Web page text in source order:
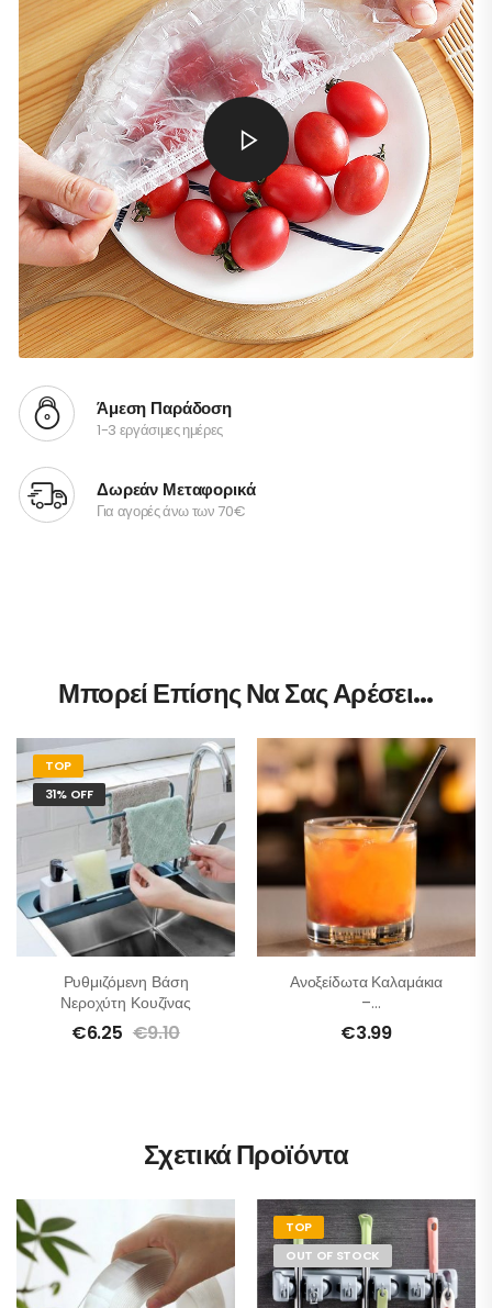
Άμεση Παράδοση
1-3 εργάσιμες ημέρες
Δωρεάν Μεταφορικά
Για αγορές άνω των 70€
Μπορεί Επίσης Να Σας Αρέσει…
TOP
31% OFF
Ρυθμιζόμενη Βάση
Νεροχύτη Κουζίνας
€6.25 €9.10
Ανοξείδωτα Καλαμάκια
–
Επαναχρησιμοποιούμενα
– Σετ 10 Τμχ
€3.99
Σχετικά Προϊόντα
TOP
OUT OF STOCK